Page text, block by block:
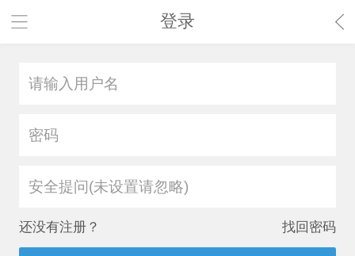
登录
安全提问(未设置请忽略)
还没有注册？ 找回密码